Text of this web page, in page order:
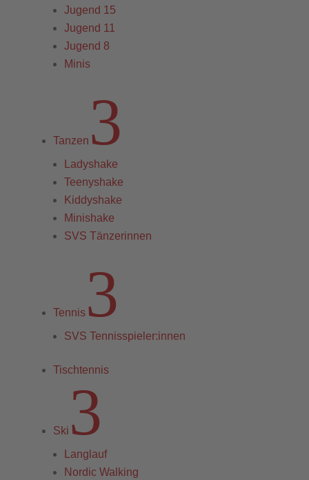
Jugend 15
Jugend 11
Jugend 8
Minis
Tanzen 3
Ladyshake
Teenyshake
Kiddyshake
Minishake
SVS Tänzerinnen
Tennis3
SVS Tennisspieler:innen
Tischtennis
Ski 3
Langlauf
Nordic Walking